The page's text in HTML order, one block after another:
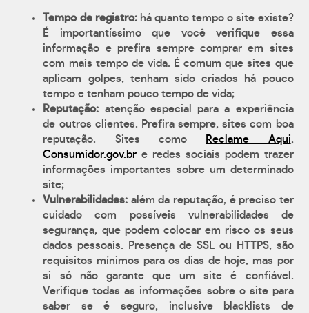
Tempo de registro:há quanto tempo o site existe?
É importantíssimo que você verifique essa
informação e prefira sempre comprar em sites
com mais tempo de vida. É comum que sites que
aplicam golpes, tenham sido criados há pouco
tempo e tenham pouco tempo de vida;
Reputação: atenção especial para a experiência
de outros clientes. Prefira sempre, sites com boa
reputação. Sites como
Reclame Aqui,
Consumidor.gov.br e redes sociais podem trazer
informações importantes sobre um determinado
site;
Vulnerabilidades: além da reputação, é preciso ter
cuidado com possíveis vulnerabilidades de
segurança, que podem colocar em risco os seus
dados pessoais. Presença de SSL ou HTTPS, são
requisitos mínimos para os dias de hoje, mas por
si só não garante que um site é confiável.
Verifique todas as informações sobre o site para
saber se é seguro, inclusive blacklists de